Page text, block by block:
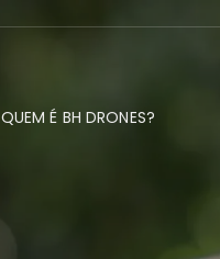
QUEM É BH DRONES?